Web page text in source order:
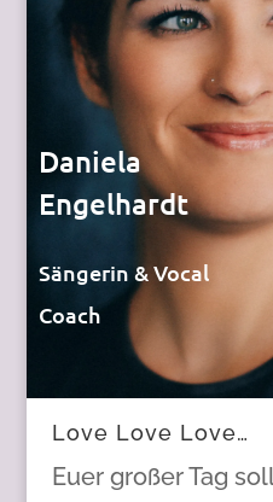
Daniela
Engelhardt
Sängerin & Vocal
Coach
Love Love Love…
Euer großer Tag